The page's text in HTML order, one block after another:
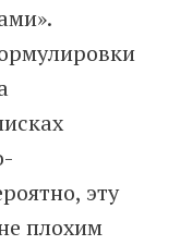
эту
плохим